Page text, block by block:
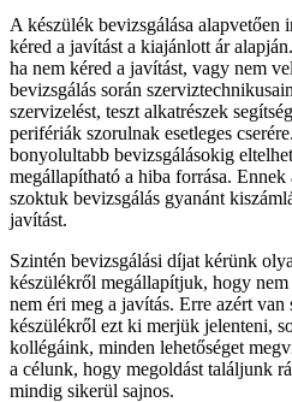
A készülék bevizsgálása alapvetően
kéred a javítást a kiajánlott ár
ha nem kéred a javítást, vagy nem
bevizsgálás során
szervizelést, teszt alkatrészek
perifériák szorulnak esetleges
bonyolultabb bevizsgálásokig
megállapítható a hiba forrása.
szoktuk bevizsgálás gyanánt
javítást.
Szintén bevizsgálási díjat kérünk
készülékről megállapítjuk, hogy
nem éri meg a javítás. Erre azért
készülékről ezt ki merjük jelenteni,
kollégáink, minden lehetőséget
a célunk, hogy megoldást találjunk
mindig sikerül sajnos.